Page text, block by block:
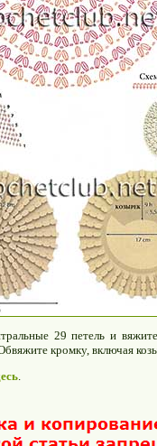
29 петель и
кромку, включая
.